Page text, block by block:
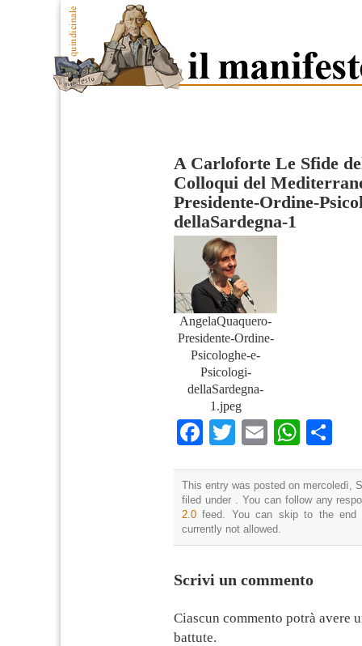
A Carloforte Le Sfide
Colloqui del
Presidente-Ordine-
dellaSardegna-1
AngelaQuaquero-
Presidente-Ordine-
Psicologhe-e-
Psicologi-
dellaSardegna-
1.jpeg
Facebook
TwitterEmail
This entry was posted on mercoledì,
filed under . You can follow any
2.0 feed. You can skip to the end
currently not allowed.
Scrivi un commento
Ciascun commento potrà avere
battute.